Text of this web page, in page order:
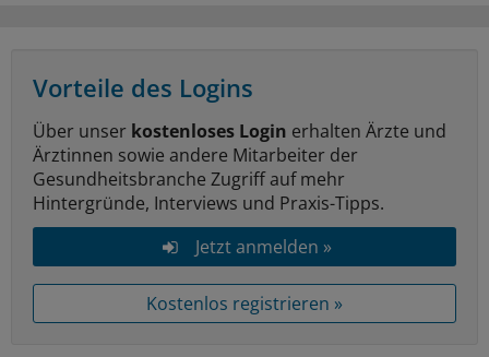
Vorteile des Logins
Über unser kostenloses Login erhalten Ärzte und
Ärztinnen sowie andere Mitarbeiter der
Gesundheitsbranche Zugriff auf mehr
Hintergründe, Interviews und Praxis-Tipps.
Jetzt anmelden »
Kostenlos registrieren »